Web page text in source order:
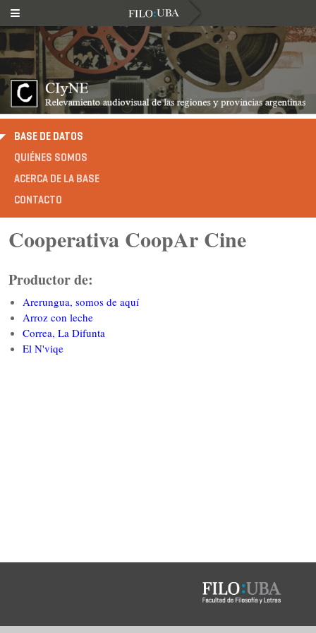
BASE DE DATOS
QUIÉNES SOMOS
ACERCA DE LA BASE
CONTACTO
Cooperativa CoopAr Cine
Productor de:
Arerungua, somos de aquí
Arroz con leche
Correa, La Difunta
El N'viqe